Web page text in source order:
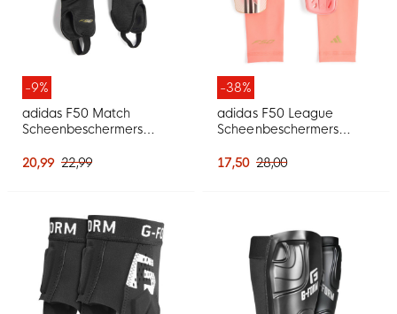
-9%
adidas F50 Match
Scheenbeschermers
20,99 22,99
-38%
adidas F50 League
Scheenbeschermers
Goud
17,50 28,00